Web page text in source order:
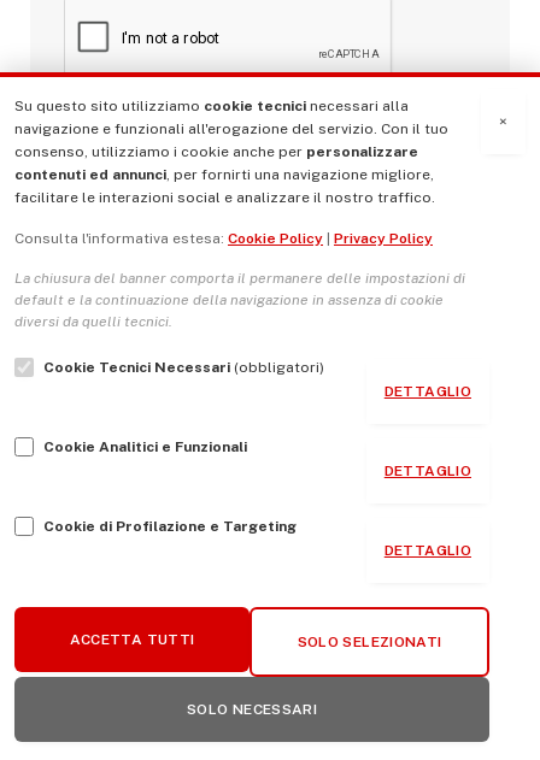
vengono elaborati i dati derivati dai commenti.
ARTICOLI PIU' VISUALIZZATI
×
Su questo sito utilizziamo cookie tecnici necessari alla
navigazione e funzionali all'erogazione del servizio. Con il tuo
consenso, utilizziamo i cookie anche per personalizzare
contenuti ed annunci, per fornirti una navigazione migliore,
facilitare le interazioni social e analizzare il nostro traffico.
Consulta l'informativa estesa: Cookie Policy Privacy Policy
La chiusura del banner comporta il permanere delle impostazioni di
default e la continuazione della navigazione in assenza di cookie
diversi da quelli tecnici.
Cookie Tecnici Necessari (obbligatori)
DETTAGLIO
Cookie Analitici e Funzionali
DETTAGLIO
Cookie di Profilazione e Targeting
DETTAGLIO
ACCETTA TUTTI SOLO SELEZIONATI
SOLO NECESSARI